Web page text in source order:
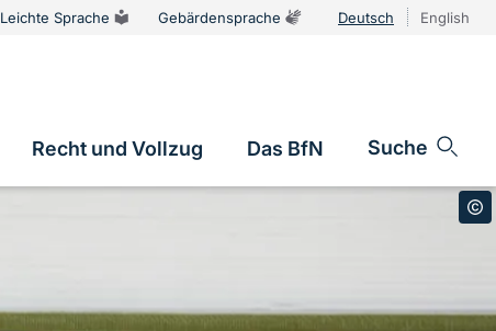
Leichte Sprache Gebärdensprache Deutsch English
Recht und Vollzug Das BfN Suche